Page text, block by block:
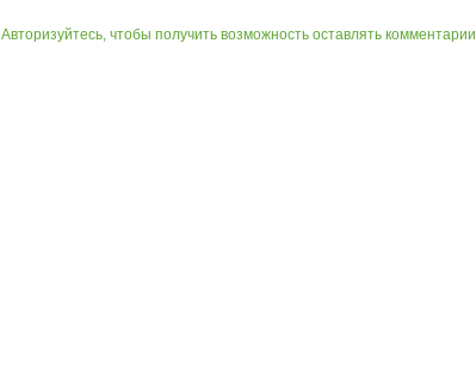
Авторизуйтесь, чтобы получить возможность оставлять комментарии